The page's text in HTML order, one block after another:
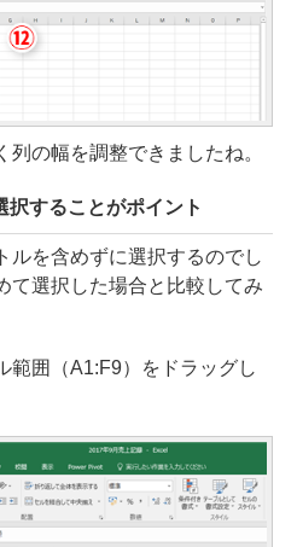
の幅を調整できましたね。
択することがポイント
を含めずに選択するのでし
て選択した場合と比較してみ
囲（A1:F9）をドラッグし